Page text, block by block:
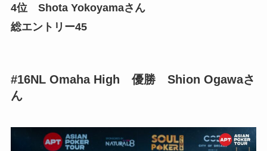
4位 Shota Yokoyamaさん
総エントリー45
#16NL Omaha High 優勝 Shion Ogawaさ
ん